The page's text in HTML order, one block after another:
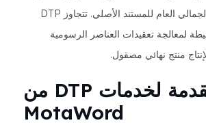
والتصميم والمظهر الجمالي العام للمستند الأصلي. تتجاوز DTP
لمعالجة تعقيدات العناصر الرسومية
منتج نهائي مصقول.
مقدمة لخدمات DTP من
MotaWord